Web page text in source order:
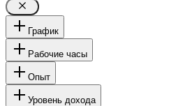
График
Рабочие часы
Опыт
Уровень дохода